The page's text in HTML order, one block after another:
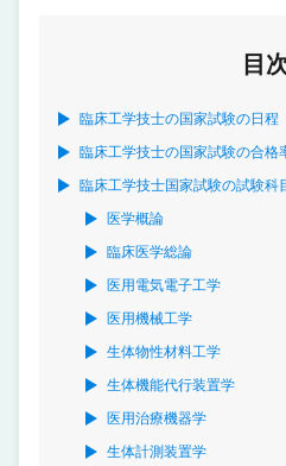
目
臨床工学技士の国家試験の日程
臨床工学技士の国家試験の合格
臨床工学技士国家試験の試験科
医学概論
臨床医学総論
医用電気電子工学
医用機械工学
生体物性材料工学
生体機能代行装置学
医用治療機器学
生体計測装置学